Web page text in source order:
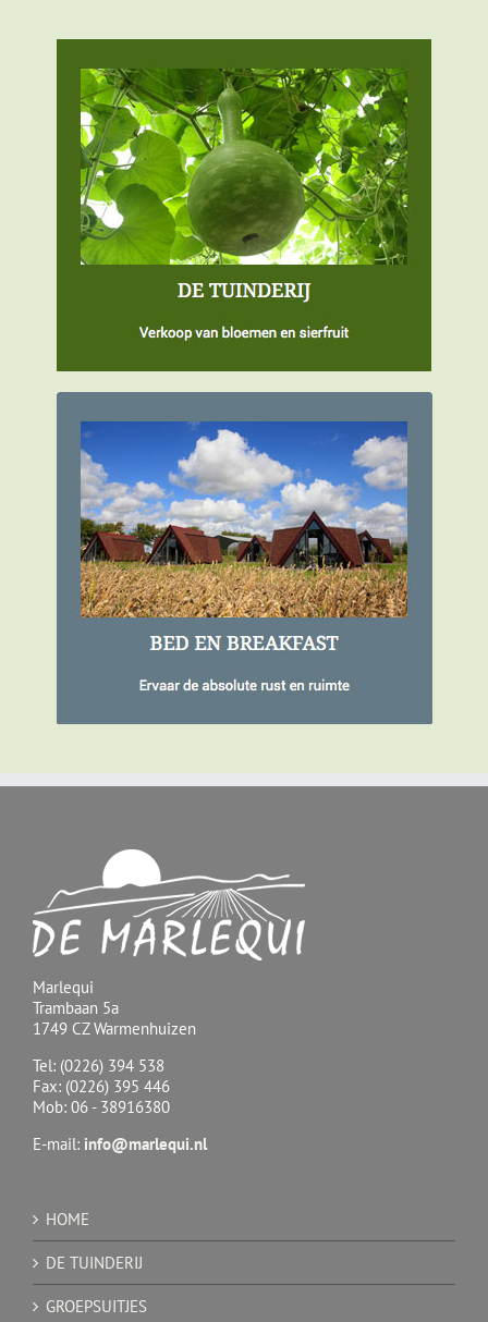
Marlequi
Trambaan 5a
1749 CZ Warmenhuizen
Tel: (0226) 394 538
Fax: (0226) 395 446
Mob: 06 - 38916380
E-mail: info@marlequi.nl
HOME
DE TUINDERIJ
GROEPSUITJES